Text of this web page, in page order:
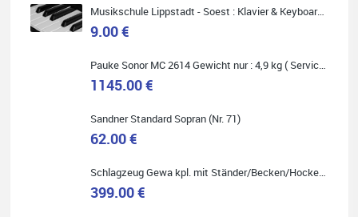
Quelle: Google-Rezension
Ich bin super zufrieden mit meiner neuen Ukulele! Einfach am
Freitag vorbeigekommen, eben geklingelt und top beraten
worden. Ich würde den Besuch im Musikgeschäft Stöppel jedem
Onlineshopping vorziehen.
Musikschule Lippstadt - Soest : Klavier & Keyboardunterricht
9.00 €
Pauke Sonor MC 2614 Gewicht nur : 4,9 kg ( Service Preis inkl. Werkstatt Service )
1145.00 €
Sandner Standard Sopran (Nr. 71)
62.00 €
Schlagzeug Gewa kpl. mit Ständer/Becken/Hocker DER RENNER ! (Service Preis inkl. Werkstatt Service)
399.00 €